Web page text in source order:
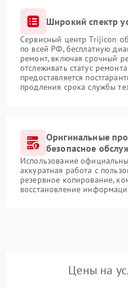
Широкий спектр
Сервисный центр Trijicon
по всей РФ, бесплатную
ремонт, включая срочный
отслеживать статус
предоставляется
продления срока службы
Оригинальные
безопасное
Использование
аккуратная работа с
резервное копирование,
восстановление
Цены на